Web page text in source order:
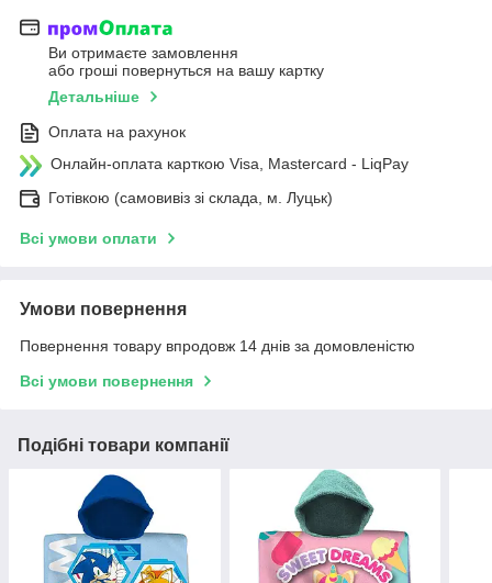
Ви отримаєте замовлення
або гроші повернуться на вашу картку
Детальніше
Оплата на рахунок
Онлайн-оплата карткою Visa, Mastercard - LiqPay
Готівкою (самовивіз зі склада, м. Луцьк)
Всі умови оплати
Умови повернення
Повернення товару впродовж 14 днів за домовленістю
Всі умови повернення
Подібні товари компанії